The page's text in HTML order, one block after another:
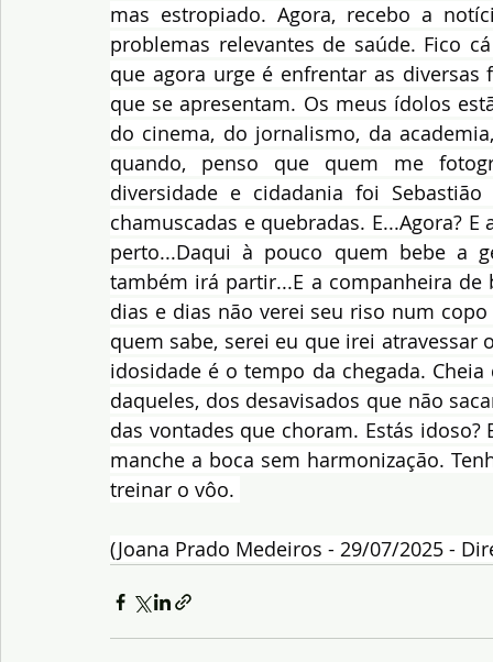
mas estropiado. Agora, recebo a
problemas relevantes de saúde. Fico
que agora urge é enfrentar as
que se apresentam. Os meus ídolos
do cinema, do jornalismo, da
quando, penso que quem me
diversidade e cidadania foi
chamuscadas e quebradas. E...Agora?
perto...Daqui à pouco quem bebe a
também irá partir...E a companheira
dias e dias não verei seu riso num
quem sabe, serei eu que irei atravessar
idosidade é o tempo da chegada.
daqueles, dos desavisados que não
das vontades que choram. Estás
manche a boca sem harmonização.
treinar o vôo.
(Joana Prado Medeiros - 29/07/2025 -